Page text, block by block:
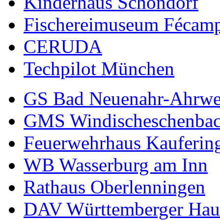
Fischereimuseum
CERUDA
Techpilot München
GS Bad Neuenahr-
GMS
Feuerwehrhaus
WB Wasserburg am Inn
Rathaus Oberlenningen
DAV Württemberger